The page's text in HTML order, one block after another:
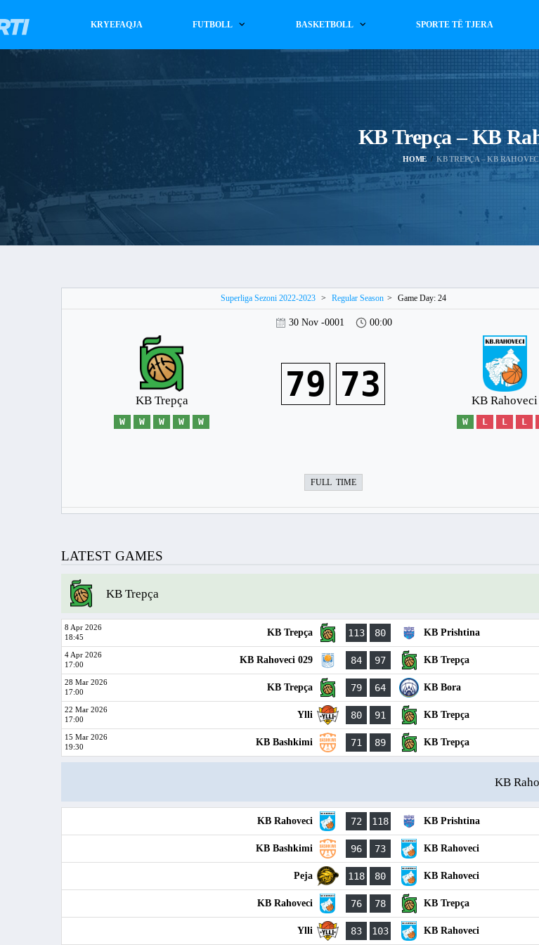
KRYEFAQJA FUTBOLL BASKETBOLL SPORTE TË TJERA
KB Trepça – KB
HOME KB TREPÇA – KB
Superliga Sezoni 2022-2023 > Regular Season > Game Day: 24
30 Nov -0001 00:00
KB Trepça
W W W W W
79 73 KB Rahoveci
W L L L
FULL TIME
LATEST GAMES
KB Trepça
8 Apr 2026
18:45
KB Trepça 113 80 KB Prishtina
4 Apr 2026
17:00
KB Rahoveci 029 84 97 KB Trepça
28 Mar 2026
17:00
KB Trepça 79 64 KB Bora
22 Mar 2026
17:00
Ylli 80 91 KB Trepça
15 Mar 2026
19:30
KB Bashkimi 71 89 KB Trepça
KB
KB Rahoveci 72 118 KB Prishtina
KB Bashkimi 96 73 KB Rahoveci
Peja 118 80 KB Rahoveci
KB Rahoveci 76 78 KB Trepça
Ylli 83 103 KB Rahoveci